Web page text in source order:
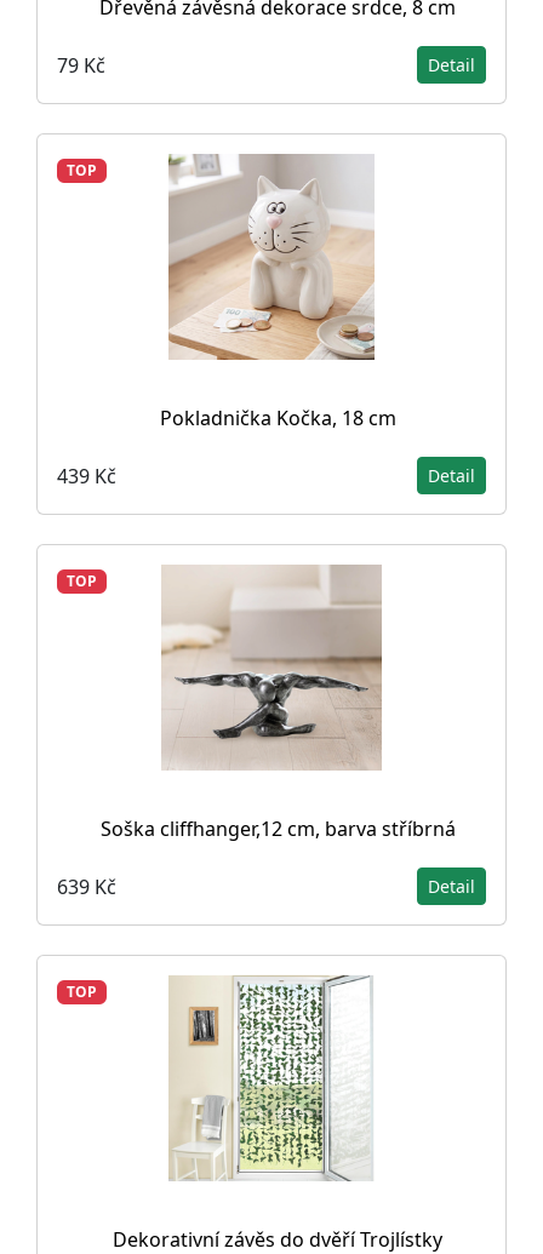
Dřevěná závěsná dekorace srdce, 8 cm
79 Kč Detail
TOP
Pokladnička Kočka, 18 cm
439 Kč Detail
TOP
Soška cliffhanger,12 cm, barva stříbrná
639 Kč Detail
TOP
Dekorativní závěs do dvěří Trojlístky